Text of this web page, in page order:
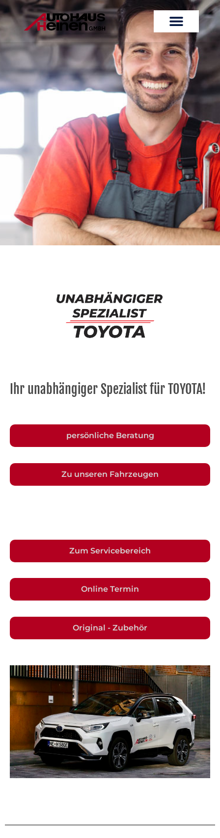
Ihr unabhängiger Spezialist für TOYOTA!
persönliche Beratung
Zu unseren Fahrzeugen
Zum Servicebereich
Online Termin
Original - Zubehör